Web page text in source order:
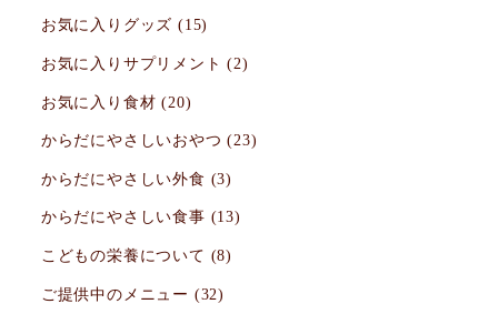
お気に入りグッズ (15)
お気に入りサプリメント (2)
お気に入り食材 (20)
からだにやさしいおやつ (23)
からだにやさしい外食 (3)
からだにやさしい食事 (13)
こどもの栄養について (8)
ご提供中のメニュー (32)